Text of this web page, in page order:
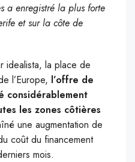
a enregistré la plus forte
et sur la côte de
idealista, la place de
l’Europe, l’offre de
considérablement
les zones côtières
une augmentation de
coût du financement
mois.